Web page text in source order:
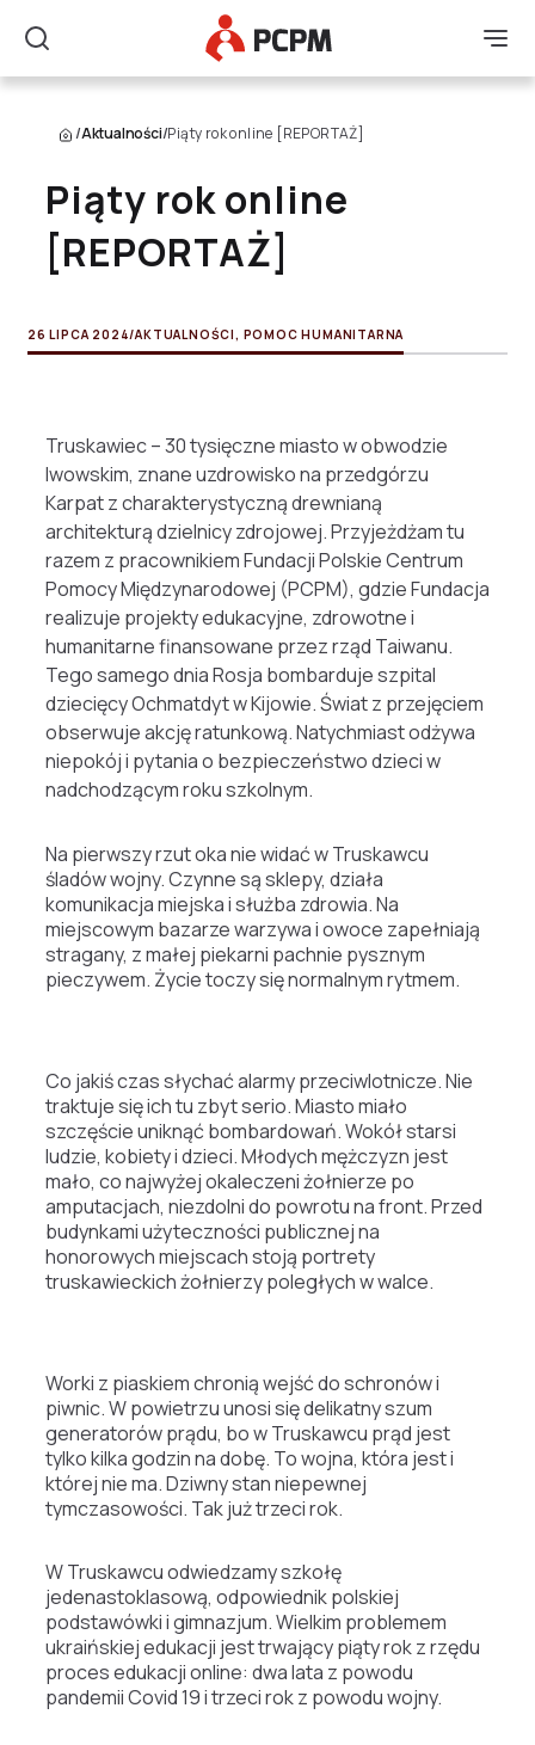
Szukaj
Główne Logo
/Aktualności/Piąty rok online [REPORTAŻ]
Piąty rok online
[REPORTAŻ]
26 LIPCA 2024/AKTUALNOŚCI , POMOC HUMANITARNA
Truskawiec – 30 tysięczne miasto w obwodzie
lwowskim, znane uzdrowisko na przedgórzu
Karpat z charakterystyczną drewnianą
architekturą dzielnicy zdrojowej. Przyjeżdżam tu
razem z pracownikiem Fundacji Polskie Centrum
Pomocy Międzynarodowej (PCPM), gdzie Fundacja
realizuje projekty edukacyjne, zdrowotne i
humanitarne finansowane przez rząd Taiwanu.
Tego samego dnia Rosja bombarduje szpital
dziecięcy Ochmatdyt w Kijowie. Świat z przejęciem
obserwuje akcję ratunkową. Natychmiast odżywa
niepokój i pytania o bezpieczeństwo dzieci w
nadchodzącym roku szkolnym.
Na pierwszy rzut oka nie widać w Truskawcu
śladów wojny. Czynne są sklepy, działa
komunikacja miejska i służba zdrowia. Na
miejscowym bazarze warzywa i owoce zapełniają
stragany, z małej piekarni pachnie pysznym
pieczywem. Życie toczy się normalnym rytmem.
Co jakiś czas słychać alarmy przeciwlotnicze. Nie
traktuje się ich tu zbyt serio. Miasto miało
szczęście uniknąć bombardowań. Wokół starsi
ludzie, kobiety i dzieci. Młodych mężczyzn jest
mało, co najwyżej okaleczeni żołnierze po
amputacjach, niezdolni do powrotu na front. Przed
budynkami użyteczności publicznej na
honorowych miejscach stoją portrety
truskawieckich żołnierzy poległych w walce.
Worki z piaskiem chronią wejść do schronów i
piwnic. W powietrzu unosi się delikatny szum
generatorów prądu, bo w Truskawcu prąd jest
tylko kilka godzin na dobę. To wojna, która jest i
której nie ma. Dziwny stan niepewnej
tymczasowości. Tak już trzeci rok.
W Truskawcu odwiedzamy szkołę
jedenastoklasową, odpowiednik polskiej
podstawówki i gimnazjum. Wielkim problemem
ukraińskiej edukacji jest trwający piąty rok z rzędu
proces edukacji online: dwa lata z powodu
pandemii Covid 19 i trzeci rok z powodu wojny.